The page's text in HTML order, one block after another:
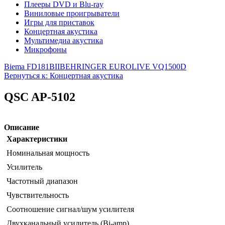
Плееры DVD и Blu-ray
Виниловые проигрыватели
Игры для приставок
Концертная акустика
Мультимедиа акустика
Микрофоны
Biema FD181BIIBEHRINGER EUROLIVE VQ1500D
Вернуться к: Концертная акустика
QSC AP-5102
Описание
Характеристики
Номинальная мощность
Усилитель
Частотный диапазон
Чувствительность
Соотношение сигнал/шум усилителя